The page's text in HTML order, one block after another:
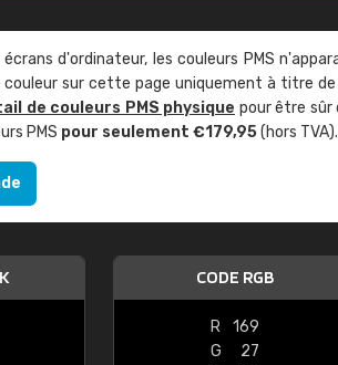
écrans d'ordinateur, les couleurs PMS
couleur sur cette page uniquement à titre
de couleurs PMS physique pour être sûr
PMS pour seulement €179,95(hors TVA).
CODE RGB
R
169
G
27